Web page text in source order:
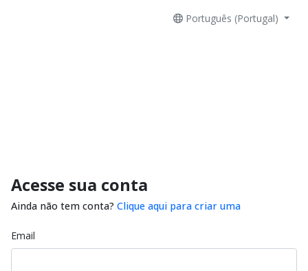
Português (Portugal)
Acesse sua conta
Ainda não tem conta? Clique aqui para criar uma
Email